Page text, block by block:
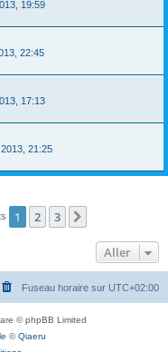
19:59
22:45
17:13
21:25
1 2 3
Aller
Fuseau horaire sur UTC+02:00
© phpBB Limited
©Qiaeru